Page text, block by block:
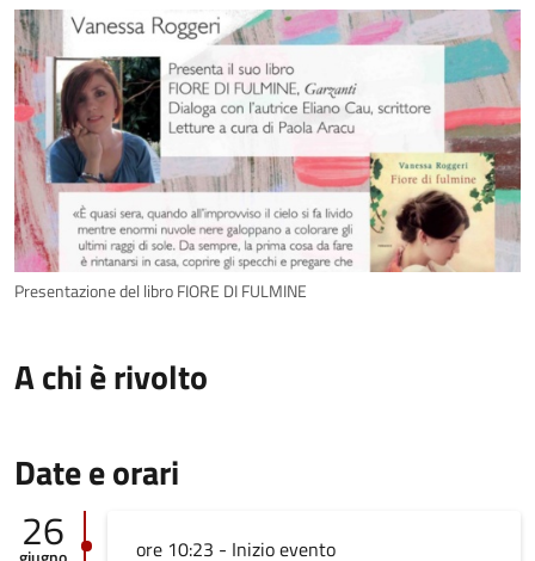
Presentazione del libro FIORE DI FULMINE
A chi è rivolto
Date e orari
26 ore 10:23 - Inizio evento